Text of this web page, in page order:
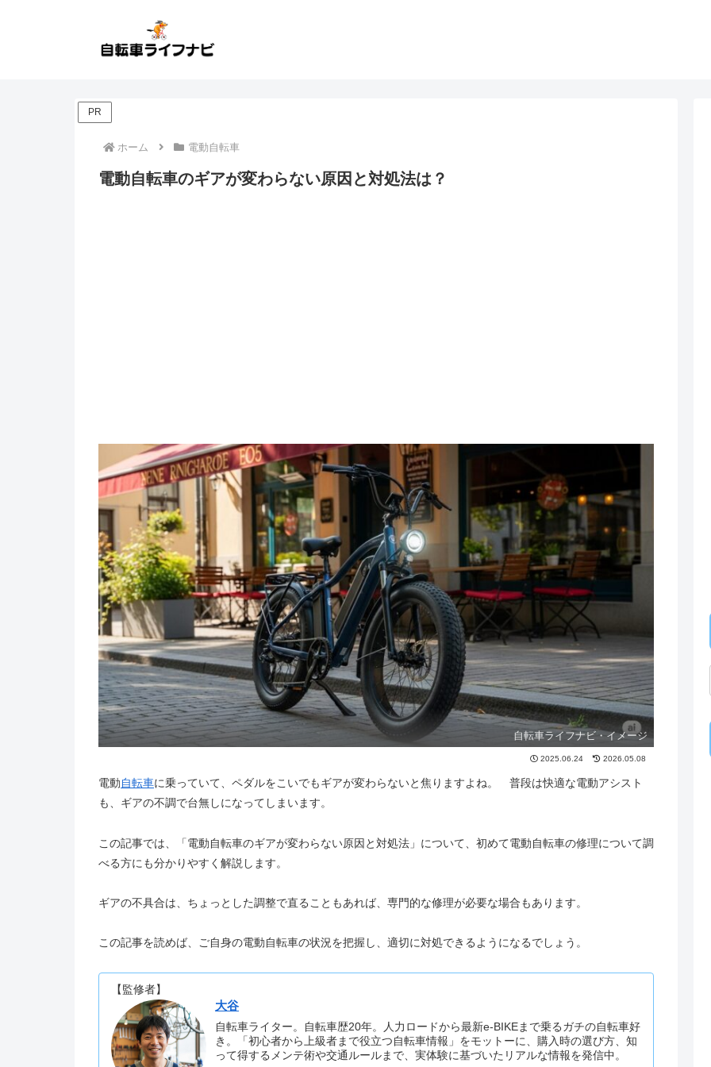
PR
ホーム 電動自転車
電動自転車のギアが変わらない原因と対処法は？
自転車ライフナビ・イメージ
2025.06.24 2026.05.08
電動自転車に乗っていて、ペダルをこいでもギアが変わらないと焦りますよね。 普段は快適な電動アシスト
も、ギアの不調で台無しになってしまいます。
この記事では、「電動自転車のギアが変わらない原因と対処法」について、初めて電動自転車の修理について調
べる方にも分かりやすく解説します。
ギアの不具合は、ちょっとした調整で直ることもあれば、専門的な修理が必要な場合もあります。
この記事を読めば、ご自身の電動自転車の状況を把握し、適切に対処できるようになるでしょう。
【監修者】
大谷
自転車ライター。自転車歴20年。人力ロードから最新e-BIKEまで乗るガチの自転車好
き。「初心者から上級者まで役立つ自転車情報」をモットーに、購入時の選び方、知
って得するメンテ術や交通ルールまで、実体験に基づいたリアルな情報を発信中。